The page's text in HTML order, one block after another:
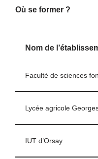
Où se former ?
Nom de
Faculté de sciences
Lycée agricole
IUT d’Orsay